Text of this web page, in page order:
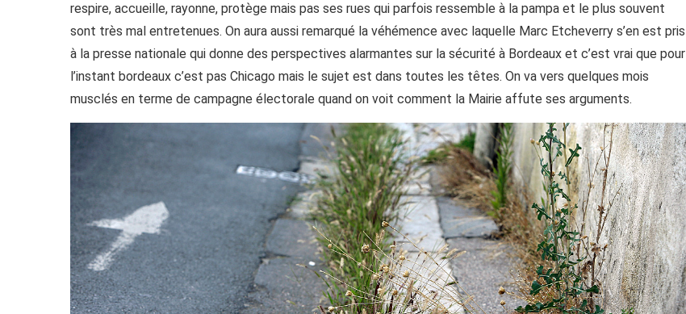
respire, accueille, rayonne, protège mais pas ses rues qui parfois ressemble à la pampa et le plus souvent
sont très mal entretenues. On aura aussi remarqué la véhémence avec laquelle Marc Etcheverry s’en est pris
à la presse nationale qui donne des perspectives alarmantes sur la sécurité à Bordeaux et c’est vrai que pour
l’instant bordeaux c’est pas Chicago mais le sujet est dans toutes les têtes. On va vers quelques mois
musclés en terme de campagne électorale quand on voit comment la Mairie affute ses arguments.